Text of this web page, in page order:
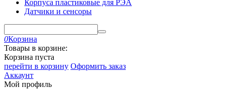
Корпуса пластиковые для РЭА
Датчики и сенсоры
0Корзина
Товары в корзине:
Корзина пуста
перейти в корзину Оформить заказ
Аккаунт
Мой профиль